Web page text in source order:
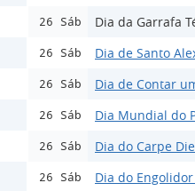
26 Sáb Dia da Garrafa
26 Sáb Dia de Santo
26 Sáb Dia de Contar
26 Sáb Dia Mundial do
26 Sáb Dia do Carpe
26 Sáb Dia do